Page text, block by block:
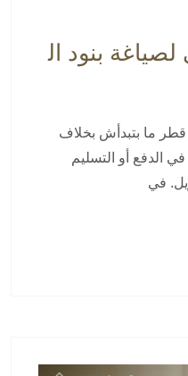
بنود ال
قطر ما بتبدأش بخلاف
الدفع أو التسليم
في